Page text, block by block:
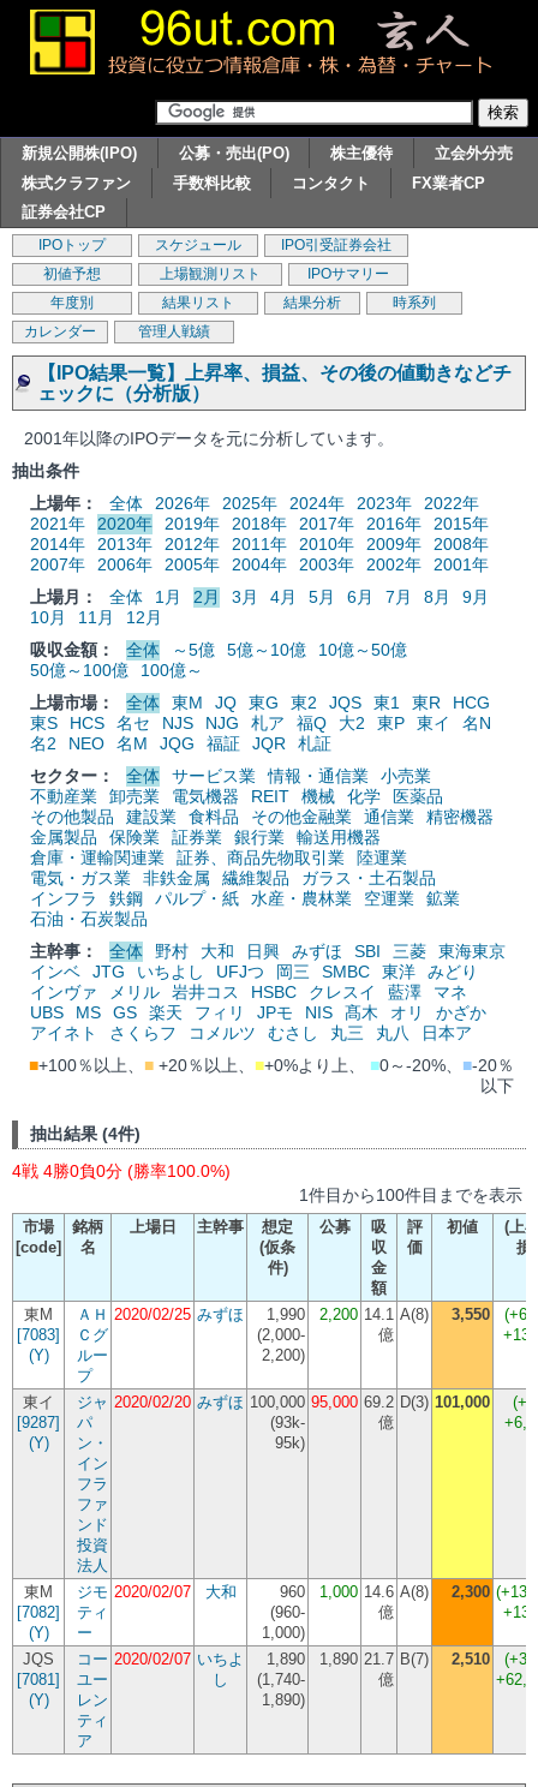
新規公開株(IPO) 公募・売出(PO) 株主優待
立会外分売
株式クラファン
手数料比較 コンタクト
FX業者CP
証券会社CP
IPOトップ スケジュール
IPO引受証券会社
初値予想
上場観測リスト
IPOサマリー
年度別
結果リスト 結果分析
時系列
カレンダー
管理人戦績
【IPO結果一覧】上昇率、損益、その後の値動きなどチ
ェックに（分析版）
2001年以降のIPOデータを元に分析しています。
抽出条件
上場年：
全体 2026年 2025年 2024年 2023年
2022年
2021年
2020年 2019年 2018年 2017年 2016年
2015年
2014年
2013年 2012年 2011年 2010年 2009年
2008年
2007年
2006年 2005年 2004年 2003年 2002年
2001年
上場月：
全体 1月 2月 3月 4月 5月 6月 7月 8月
9月
10月
11月
12月
吸収金額：
全体 ～5億 5億～10億
10億～50億
50億～100億
100億～
上場市場：
全体 東M JQ 東G 東2 JQS 東1 東R
HCG
東S
HCS 名セ NJS NJG 札ア 福Q 大2 東P 東イ
名N
名2
NEO 名M JQG 福証 JQR
札証
セクター：
全体 サービス業 情報・通信業
小売業
不動産業
卸売業 電気機器 REIT 機械 化学
医薬品
その他製品
建設業 食料品 その他金融業 通信業
精密機器
金属製品
保険業 証券業 銀行業
輸送用機器
倉庫・運輸関連業
証券、商品先物取引業
陸運業
電気・ガス業
非鉄金属 繊維製品
ガラス・土石製品
インフラ
鉄鋼 パルプ・紙 水産・農林業 空運業
鉱業
石油・石炭製品
主幹事：
全体 野村 大和 日興 みずほ SBI 三菱
東海東京
インベ
JTG いちよし UFJつ 岡三 SMBC 東洋
みどり
インヴァ
メリル 岩井コス HSBC クレスイ 藍澤
マネ
UBS
MS GS 楽天 フィリ JPモ NIS 髙木 オリ
かざか
アイネト
さくらフ コメルツ むさし 丸三 丸八
日本ア
■+100％以上、 ■ +20％以上、 ■+0%より上、 ■0～-20%、 ■-20％
以下
抽出結果 (4件)
4戦 4勝0負0分 (勝率100.0%)
1件目から100件目までを表示
市場
[code]
銘柄
名
上場日 主幹事
想定
(仮条
件)
公募
吸
収
金
額
評
価
初値
(上
損
東M
[7083]
(Y)
ＡＨ
Ｃグ
ルー
プ
2020/02/25 みずほ
1,990
(2,000-
2,200)
2,200 14.1
億
A(8) 3,550
東イ
[9287]
(Y)
ジャ
パ
ン・
イン
フラ
ファ
ンド
投資
法人
2020/02/20 みずほ 100,000
(93k-
95k)
95,000 69.2
億
D(3) 101,000
東M
[7082]
(Y)
ジモ
ティ
ー
2020/02/07 大和
960
(960-
1,000)
1,000 14.6
億
A(8) 2,300
JQS
[7081]
(Y)
コー
ユー
レン
ティ
ア
2020/02/07 いちよ
し
1,890
(1,740-
1,890)
1,890 21.7
億
B(7) 2,510